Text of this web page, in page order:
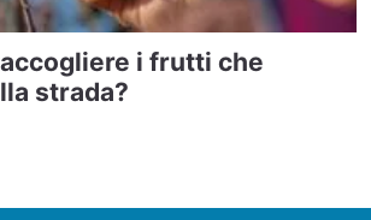
i frutti che
strada?